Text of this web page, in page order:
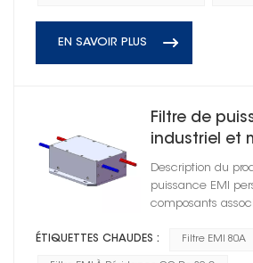
EN SAVOIR PLUS
Filtre de
industriel et
CA,
Description du
puissance EMI
composants
ÉTIQUETTES CHAUDES : Filtre EMI 80A